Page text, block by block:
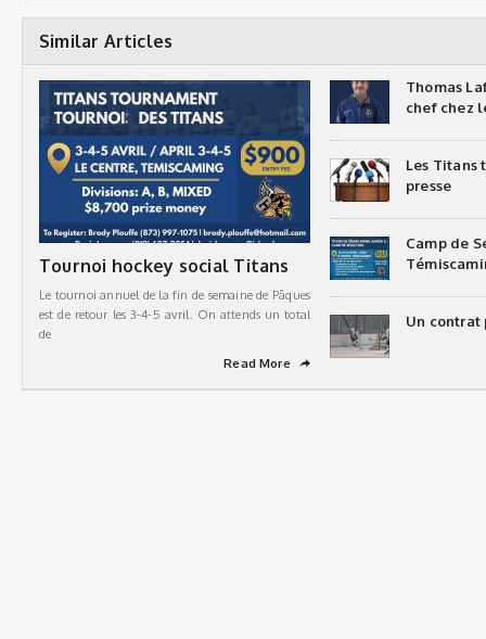
Similar Articles
Tournoi hockey social Titans
Le tournoi annuel de la fin de semaine de Pâques
est de retour les 3-4-5 avril. On attends un total
de
Read More
➦
Thomas
chef chez
Les Titans
presse
Camp de
Un contrat